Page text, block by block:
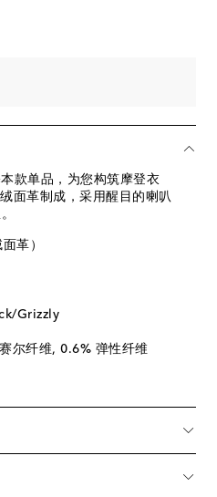
款单品，为您构筑摩登衣
面革制成，采用醒目的喇叭
革）
Grizzly
尔纤维, 0.6% 弹性纤维